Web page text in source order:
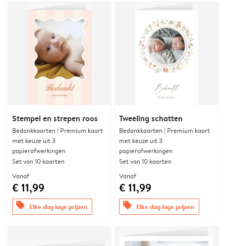
Stempel en strepen roos
Bedankkaarten | Premium kaart
met keuze uit 3
papierafwerkingen
Set van 10 kaarten
Vanaf
€ 11,99
offers Elke dag lage prijzen
Tweeling schatten
Bedankkaarten | Premium kaart
met keuze uit 3
papierafwerkingen
Set van 10 kaarten
Vanaf
€ 11,99
offers Elke dag lage prijzen